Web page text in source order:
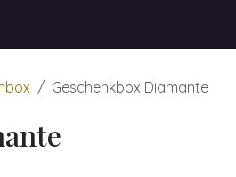
Geschenkbox Diamante